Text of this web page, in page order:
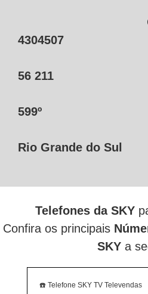
4304507
56 211
599º
Rio Grande do Sul
Telefones da SKY
Confira os principais
SKYa
☎️ Telefone SKY TV Televendas